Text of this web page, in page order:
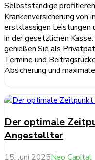
Selbstständige
Krankenversicherung von
erstklassigen Leistungen
in der gesetzlichen
genießen Sie als
Termine und
Absicherung und
weiterlesen ...
Der optimale
Angestellter
15. Juni 2025Neo Capital